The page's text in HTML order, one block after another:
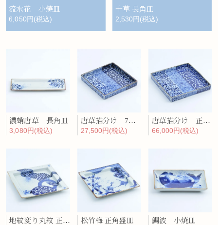
流水花 小焼皿
6,050円(税込)
十草 長角皿
2,530円(税込)
濃蛸唐草 長角皿
3,080円(税込)
唐草描分け 7寸正角皿
27,500円(税込)
唐草描分け 正角盛皿
66,000円(税込)
地紋変り丸紋 正角盛皿 松竹梅 正角盛皿 鯛波 小焼皿